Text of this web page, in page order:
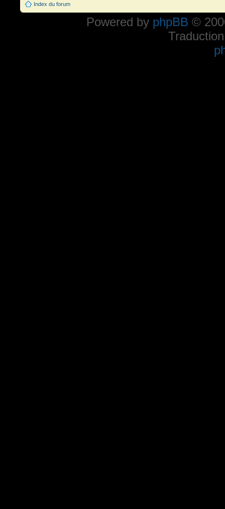
Index du forum
Powered by phpBB ©